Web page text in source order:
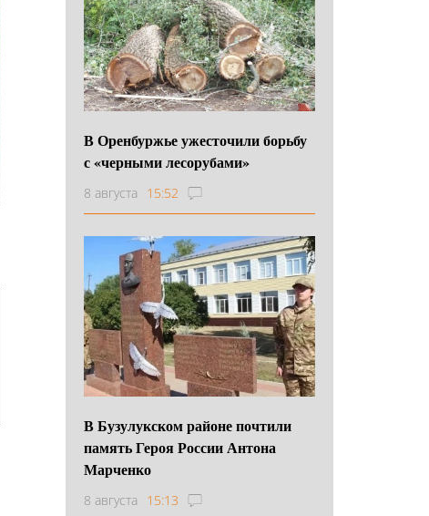
В Оренбуржье ужесточили борьбу
с «черными лесорубами»
8 августа 15:52
В Бузулукском районе почтили
память Героя России Антона
Марченко
8 августа 15:13